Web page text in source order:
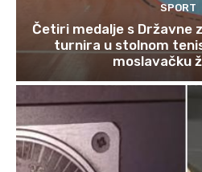
SPORT
Četiri medalje s Državne
turnira u stolnom
moslavačku